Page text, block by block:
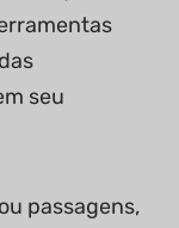
seu
passagens,